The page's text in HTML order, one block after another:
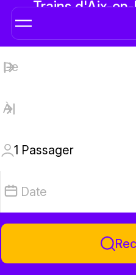
Trains d'Aix-
1 Passager
Date